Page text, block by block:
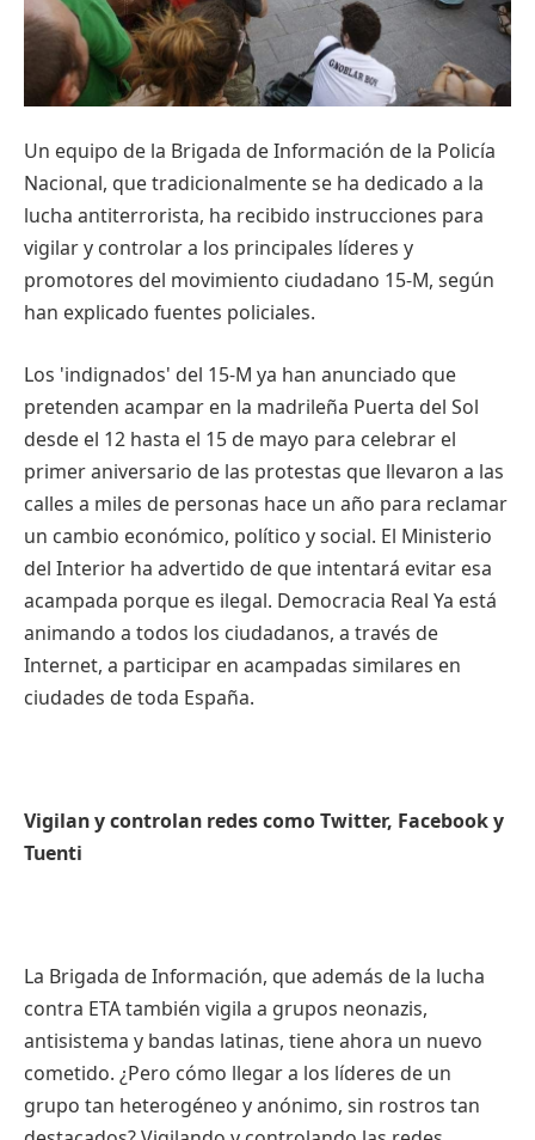
Un equipo de la Brigada de Información de la Policía
Nacional, que tradicionalmente se ha dedicado a la
lucha antiterrorista, ha recibido instrucciones para
vigilar y controlar a los principales líderes y
promotores del movimiento ciudadano 15-M, según
han explicado fuentes policiales.
Los 'indignados' del 15-M ya han anunciado que
pretenden acampar en la madrileña Puerta del Sol
desde el 12 hasta el 15 de mayo para celebrar el
primer aniversario de las protestas que llevaron a las
calles a miles de personas hace un año para reclamar
un cambio económico, político y social. El Ministerio
del Interior ha advertido de que intentará evitar esa
acampada porque es ilegal. Democracia Real Ya está
animando a todos los ciudadanos, a través de
Internet, a participar en acampadas similares en
ciudades de toda España.
Vigilan y controlan redes como Twitter, Facebook y
Tuenti
La Brigada de Información, que además de la lucha
contra ETA también vigila a grupos neonazis,
antisistema y bandas latinas, tiene ahora un nuevo
cometido. ¿Pero cómo llegar a los líderes de un
grupo tan heterogéneo y anónimo, sin rostros tan